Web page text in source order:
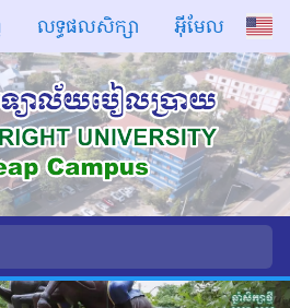
លទ្ធផលសិក្សា អ៊ីមែល